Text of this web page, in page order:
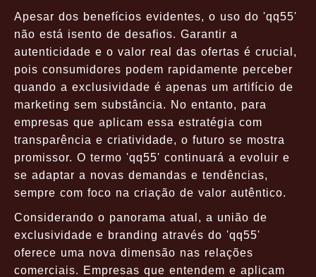
Apesar dos benefícios evidentes, o uso do 'qq55'
não está isento de desafios. Garantir a
autenticidade e o valor real das ofertas é crucial,
pois consumidores podem rapidamente perceber
quando a exclusividade é apenas um artifício de
marketing sem substância. No entanto, para
empresas que aplicam essa estratégia com
transparência e criatividade, o futuro se mostra
promissor. O termo 'qq55' continuará a evoluir e
se adaptar a novas demandas e tendências,
sempre com foco na criação de valor autêntico.
Considerando o panorama atual, a união de
exclusividade e branding através do 'qq55'
oferece uma nova dimensão nas relações
comerciais. Empresas que entendem e aplicam